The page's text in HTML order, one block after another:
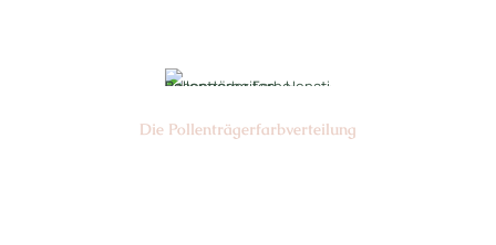
Die Pollen­trägerfarb­verteilung